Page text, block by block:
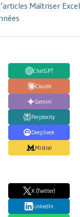
Maîtriser Excel
ChatGPT
Claude
Gemini
Perplexity
DeepSeek
Mistral
X (Twitter)
LinkedIn